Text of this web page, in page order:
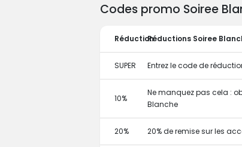
Codes promo Soiree
RéductionRéductions Soiree
SUPER Entrez le code de
10%
Ne manquez pas cela :
Blanche
20% 20% de remise sur les